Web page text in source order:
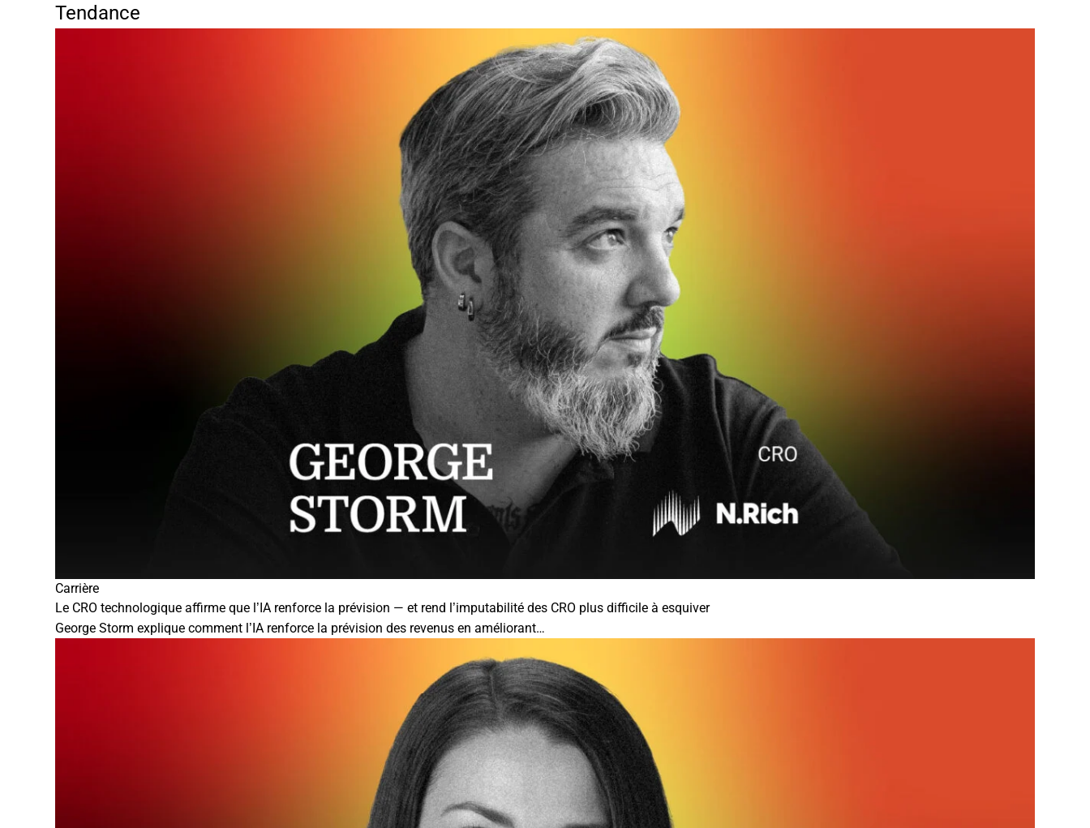
Tendance
Carrière
Le CRO technologique affirme que l’IA renforce la prévision — et rend l’imputabilité des CRO plus difficile à esquiver
George Storm explique comment l’IA renforce la prévision des revenus en améliorant…